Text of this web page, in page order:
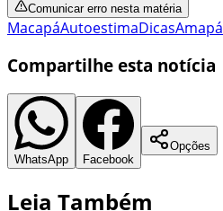
Comunicar erro nesta matéria
MacapáAutoestimaDicasAmapá
Compartilhe esta notícia
WhatsApp Facebook
Opções
Leia Também